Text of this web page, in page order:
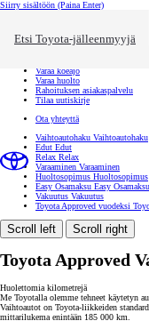
Siirry sisältöön (Paina Enter)
Etsi Toyota-jälleenmyyjä
Toyota palvelee Sulje
Varaa koeajo
Varaa huolto
Rahoituksen asiakaspalvelu
Tilaa uutiskirje
Ota yhteyttä
Vaihtoautohaku Vaihtoautohaku
Edut Edut
Relax Relax
Varaaminen Varaaminen
Huoltosopimus Huoltosopimus
Easy Osamaksu Easy Osamaksu
Vakuutus Vakuutus
Toyota Approved vuodeksi
Scroll left Scroll right
Toyota Approved
Huolettomia kilometrejä
Me Toyotalla olemme tehneet käytetyn
Vaihtoautot on Toyota-liikkeiden
mittarilukema enintään 185 000 km.